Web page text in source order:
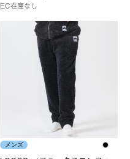
EC在庫なし
メンズ